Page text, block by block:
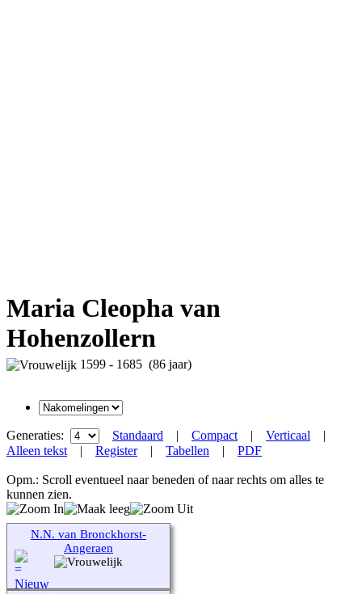
Maria Cleopha van
Hohenzollern
1599 - 1685 (86 jaar)
Generaties: Standaard | Compact| Verticaal |
Alleen tekst| Register| Tabellen | PDF
Opm.: Scroll eventueel naar beneden of naar rechts om alles te
kunnen zien.
N.N. van Bronckhorst-
Angeraen